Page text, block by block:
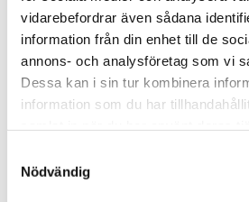
vidarebefordrar även sådana
information från din enhet till de
annons- och analysföretag som vi
Dessa kan i sin tur kombinera
information som du har
Nödvändig
Dags för Shalom
Israels